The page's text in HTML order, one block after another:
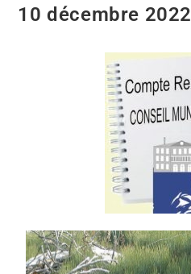
10 décembre 2022